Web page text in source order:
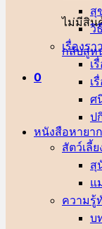
ไม่มีสิน
กลับสู่ห
0
สุ
วิ
เรื่องร
เ
เ
ศ
ป
หนังสือหายาก
สัตว์เลี้ย
สุ
แ
ความรู้
บ